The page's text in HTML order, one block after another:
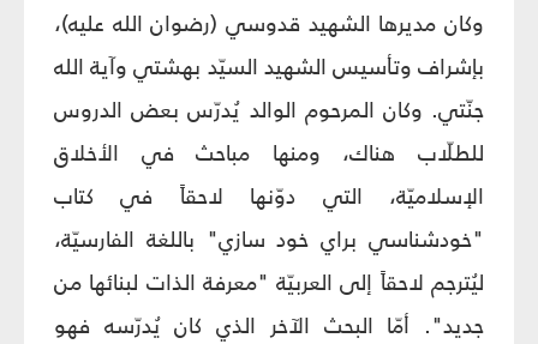
وكان مديرها الشهيد قدوسي (رضوان الله عليه)،
بإشراف وتأسيس الشهيد السيّد بهشتي وآية الله
جنّتي. وكان المرحوم الوالد يُدرّس بعض الدروس
للطلّاب هناك، ومنها مباحث في الأخلاق
الإسلاميّة، التي دوّنها لاحقاً في كتاب
"خودشناسي براي خود سازي" باللغة الفارسيّة،
ليُترجم لاحقاً إلى العربيّة "معرفة الذات لبنائها من
جديد". أمّا البحث الآخر الذي كان يُدرّسه فهو